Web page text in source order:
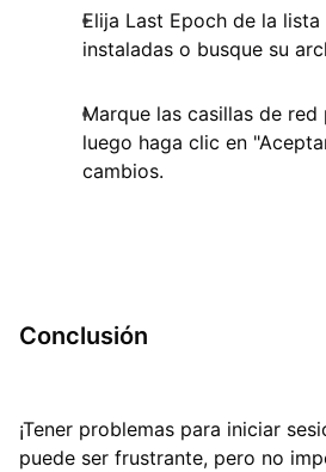
Elija Last Epoch de la
instaladas o busque su
Marque las casillas de
luego haga clic en
cambios.
Conclusión
¡Tener problemas para iniciar
puede ser frustrante, pero no